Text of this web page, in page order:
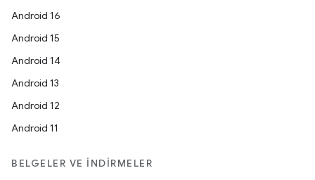
Android 16
Android 15
Android 14
Android 13
Android 12
Android 11
BELGELER VE İNDIRMELER